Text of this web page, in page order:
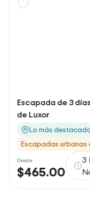
a la ciudad
de Luxor
en Lúxor
3 Días / 2
Noches